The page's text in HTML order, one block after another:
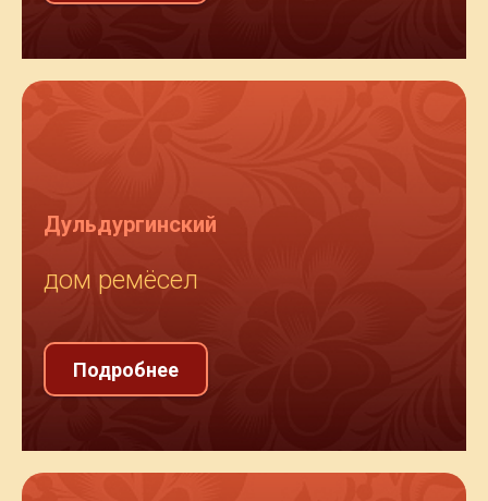
Дульдургинский
дом ремёсел
Подробнее